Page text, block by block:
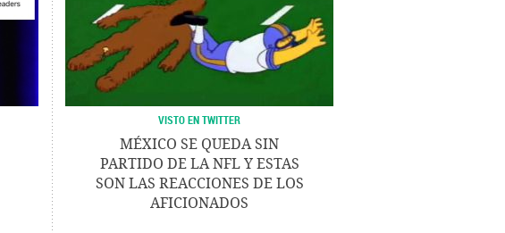
VISTO EN TWITTER
MÉXICO SE QUEDA SIN
PARTIDO DE LA NFL Y ESTAS
SON LAS REACCIONES DE LOS
AFICIONADOS